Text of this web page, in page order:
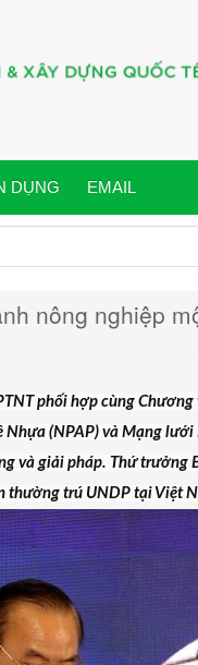
DỤNG EMAIL
nông nghiệp
phối hợp cùng
(NPAP) và Mạng
và giải pháp. Thứ trưởng
thường trú UNDP tại Việt